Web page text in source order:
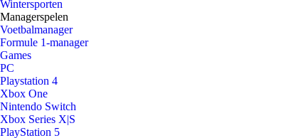
Wintersporten
Managerspelen
Voetbalmanager
Formule 1-manager
Games
PC
Playstation 4
Xbox One
Nintendo Switch
Xbox Series X|S
PlayStation 5